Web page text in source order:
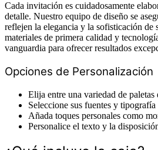
Cada invitación es cuidadosamente
detalle. Nuestro equipo de diseño se
reflejen la elegancia y la sofisticación de
materiales de primera calidad y
vanguardia para ofrecer resultados
Opciones de Personalización
Elija entre una variedad de paletas
Seleccione sus fuentes y
Añada toques personales como
Personalice el texto y la